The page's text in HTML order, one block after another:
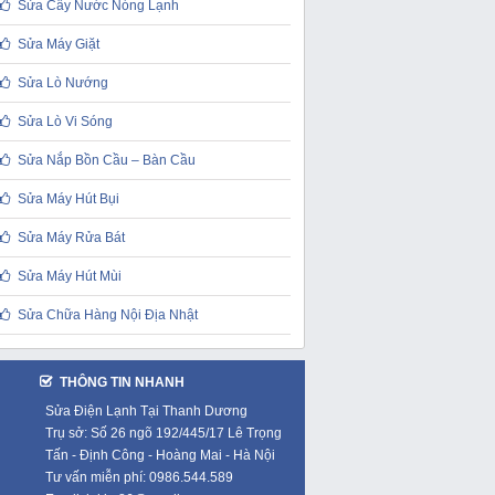
Sửa Cây Nước Nóng Lạnh
Sửa Máy Giặt
Sửa Lò Nướng
Sửa Lò Vi Sóng
Sửa Nắp Bồn Cầu – Bàn Cầu
Sửa Máy Hút Bụi
Sửa Máy Rửa Bát
Sửa Máy Hút Mùi
Sửa Chữa Hàng Nội Địa Nhật
THÔNG TIN NHANH
Sửa Điện Lạnh Tại Thanh Dương
Trụ sở: Số 26 ngõ 192/445/17 Lê Trọng
Tấn - Định Công - Hoàng Mai - Hà Nội
Tư vấn miễn phí: 0986.544.589